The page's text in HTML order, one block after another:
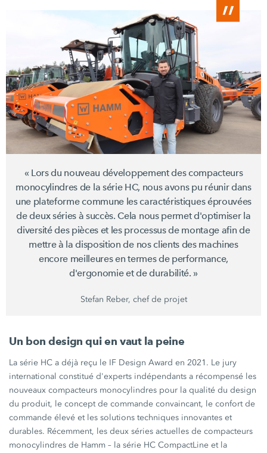
« Lors du nouveau développement des compacteurs
monocylindres de la série HC, nous avons pu réunir dans
une plateforme commune les caractéristiques éprouvées
de deux séries à succès. Cela nous permet d'optimiser la
diversité des pièces et les processus de montage afin de
mettre à la disposition de nos clients des machines
encore meilleures en termes de performance,
d'ergonomie et dedurabilité. »
Stefan Reber, chef de projet
Un bon design qui en vaut la peine
Lasérie HC a déjà reçu le IF Design Award en 2021. Le jury
international constitué d'experts indépendants a récompensé les
nouveaux compacteurs monocylindres pour la qualité du design
du produit, le concept de commande convaincant, le confort de
commande élevé et les solutions techniques innovantes et
durables. Récemment, les deux séries actuelles de compacteurs
monocylindres de Hamm – lasérie HC CompactLine et la